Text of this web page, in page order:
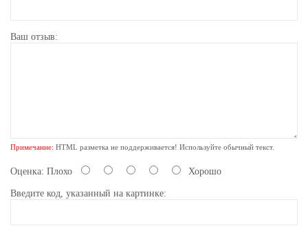
Ваш отзыв:
Примечание: HTML разметка не поддерживается! Используйте обычный текст.
Оценка: Плохо Хорошо
Введите код, указанный на картинке: